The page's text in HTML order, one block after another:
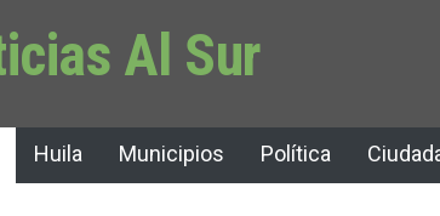
Al Sur
Huila Municipios Política